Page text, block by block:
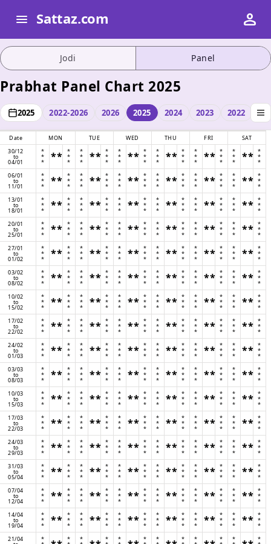
Jodi Panel
Prabhat Panel Chart 2025
2025 2022-2026 2026 2025 2024 2023 2022
Date MON TUE WED THU FRI
SAT
30/12
to
04/01
*
*
* ** *
*
*
*
*
* ** *
*
*
*
*
* ** *
*
*
*
*
* ** *
*
*
*
*
* ** *
*
*
*
*
* ** *
*
*
06/01
to
11/01
*
*
* ** *
*
*
*
*
* ** *
*
*
*
*
* ** *
*
*
*
*
* ** *
*
*
*
*
* ** *
*
*
*
*
* ** *
*
*
13/01
to
18/01
*
*
* ** *
*
*
*
*
* ** *
*
*
*
*
* ** *
*
*
*
*
* ** *
*
*
*
*
* ** *
*
*
*
*
* ** *
*
*
20/01
to
25/01
*
*
* ** *
*
*
*
*
* ** *
*
*
*
*
* ** *
*
*
*
*
* ** *
*
*
*
*
* ** *
*
*
*
*
* ** *
*
*
27/01
to
01/02
*
*
* ** *
*
*
*
*
* ** *
*
*
*
*
* ** *
*
*
*
*
* ** *
*
*
*
*
* ** *
*
*
*
*
* ** *
*
*
03/02
to
08/02
*
*
* ** *
*
*
*
*
* ** *
*
*
*
*
* ** *
*
*
*
*
* ** *
*
*
*
*
* ** *
*
*
*
*
* ** *
*
*
10/02
to
15/02
*
*
* ** *
*
*
*
*
* ** *
*
*
*
*
* ** *
*
*
*
*
* ** *
*
*
*
*
* ** *
*
*
*
*
* ** *
*
*
17/02
to
22/02
*
*
* ** *
*
*
*
*
* ** *
*
*
*
*
* ** *
*
*
*
*
* ** *
*
*
*
*
* ** *
*
*
*
*
* ** *
*
*
24/02
to
01/03
*
*
* ** *
*
*
*
*
* ** *
*
*
*
*
* ** *
*
*
*
*
* ** *
*
*
*
*
* ** *
*
*
*
*
* ** *
*
*
03/03
to
08/03
*
*
* ** *
*
*
*
*
* ** *
*
*
*
*
* ** *
*
*
*
*
* ** *
*
*
*
*
* ** *
*
*
*
*
* ** *
*
*
10/03
to
15/03
*
*
* ** *
*
*
*
*
* ** *
*
*
*
*
* ** *
*
*
*
*
* ** *
*
*
*
*
* ** *
*
*
*
*
* ** *
*
*
17/03
to
22/03
*
*
* ** *
*
*
*
*
* ** *
*
*
*
*
* ** *
*
*
*
*
* ** *
*
*
*
*
* ** *
*
*
*
*
* ** *
*
*
24/03
to
29/03
*
*
* ** *
*
*
*
*
* ** *
*
*
*
*
* ** *
*
*
*
*
* ** *
*
*
*
*
* ** *
*
*
*
*
* ** *
*
*
31/03
to
05/04
*
*
* ** *
*
*
*
*
* ** *
*
*
*
*
* ** *
*
*
*
*
* ** *
*
*
*
*
* ** *
*
*
*
*
* ** *
*
*
07/04
to
12/04
*
*
* ** *
*
*
*
*
* ** *
*
*
*
*
* ** *
*
*
*
*
* ** *
*
*
*
*
* ** *
*
*
*
*
* ** *
*
*
14/04
to
19/04
*
*
* ** *
*
*
*
*
* ** *
*
*
*
*
* ** *
*
*
*
*
* ** *
*
*
*
*
* ** *
*
*
*
*
* ** *
*
*
21/04
* * * * * * * * * * * *
menu Sattaz.com person